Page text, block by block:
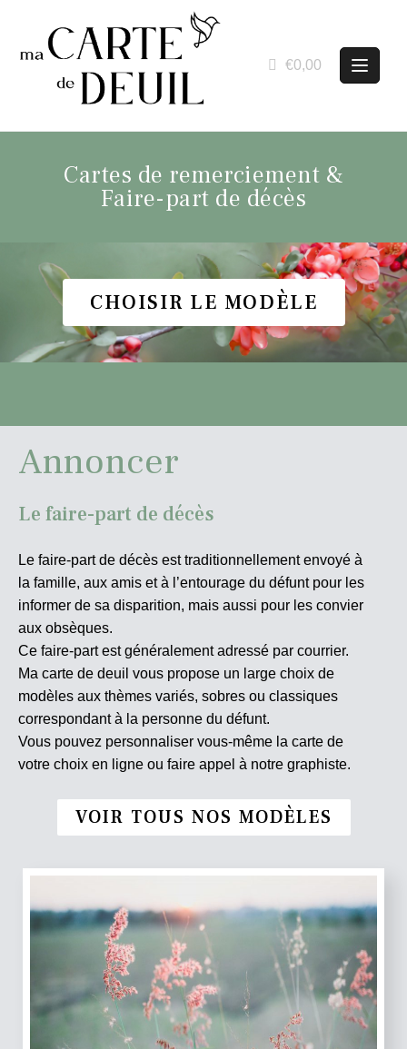
€0,00
Cartes de remerciement &
Faire-part de décès
CHOISIR LE MODÈLE
Annoncer
Le faire-part de décès
Le faire-part de décès est traditionnellement envoyé à
la famille, aux amis et à l’entourage du défunt pour les
informer de sa disparition, mais aussi pour les convier
aux obsèques.
Ce faire-part est généralement adressé par courrier.
Ma carte de deuil vous propose un large choix de
modèles aux thèmes variés, sobres ou classiques
correspondant à la personne du défunt.
Vous pouvez personnaliser vous-même la carte de
votre choix en ligne ou faire appel à notre graphiste.
VOIR TOUS NOS MODÈLES